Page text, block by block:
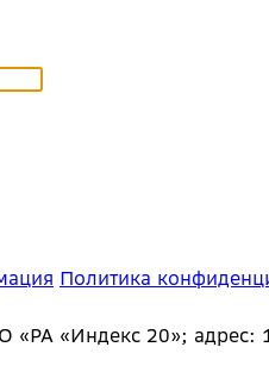
Политика
«Индекс 20»;